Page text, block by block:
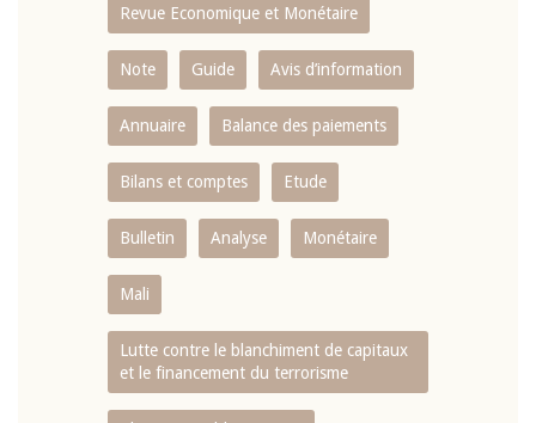
Revue Economique et Monétaire
Note Guide Avis d’information
Annuaire Balance des paiements
Bilans et comptes Etude
Bulletin Analyse Monétaire
Mali
Lutte contre le blanchiment de capitaux
et le financement du terrorisme